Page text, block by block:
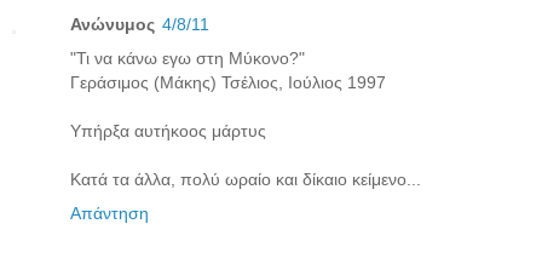
Ανώνυμος 4/8/11
"Τι να κάνω εγω στη Μύκονο?"
Γεράσιμος (Μάκης) Τσέλιος, Ιούλιος 1997
Υπήρξα αυτήκοος μάρτυς
Κατά τα άλλα, πολύ ωραίο και δίκαιο κείμενο...
Απάντηση